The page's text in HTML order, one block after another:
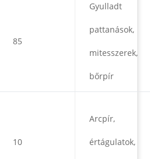
85
Gyulladt
pattanások,
mitesszerek,
bőrpír
10
Arcpír,
értágulatok,